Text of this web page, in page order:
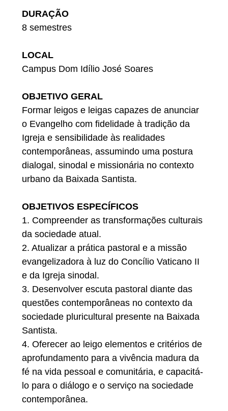
DURAÇÃO
8 semestres
LOCAL
Campus Dom Idílio José Soares
OBJETIVO GERAL
Formar leigos e leigas capazes de anunciar
o Evangelho com fidelidade à tradição da
Igreja e sensibilidade às realidades
contemporâneas, assumindo uma postura
dialogal, sinodal e missionária no contexto
urbano da Baixada Santista.
OBJETIVOS ESPECÍFICOS
1.⁠ ⁠Compreender as transformações culturais
da sociedade atual.
2.⁠ ⁠Atualizar a prática pastoral e a missão
evangelizadora à luz do Concílio Vaticano II
e da Igreja sinodal.
3.⁠ ⁠Desenvolver escuta pastoral diante das
questões contemporâneas no contexto da
sociedade pluricultural presente na Baixada
Santista.
4.⁠ ⁠Oferecer ao leigo elementos e critérios de
aprofundamento para a vivência madura da
fé na vida pessoal e comunitária, e capacitá-
lo para o diálogo e o serviço na sociedade
contemporânea.